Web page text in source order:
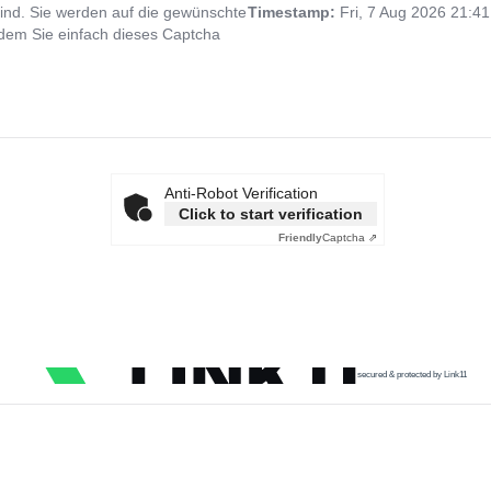
Sie werden auf die gewünschte
Sie einfach dieses Captcha
Timestamp: Fri, 7 Aug 2026
Anti-Robot Verification
Click to start verification
FriendlyCaptcha ⇗
secured & protected by Link11